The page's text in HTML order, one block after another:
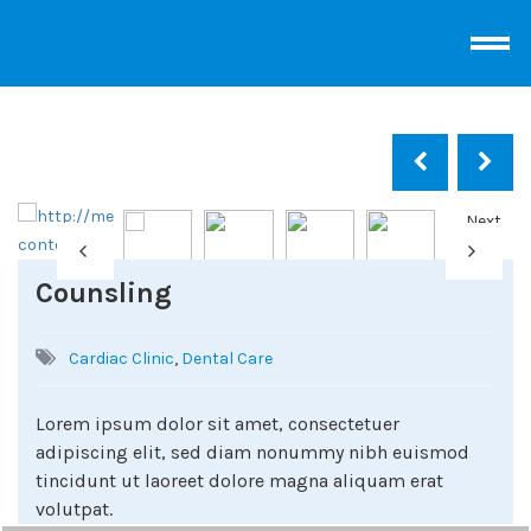
Next
Counsling
Cardiac Clinic, Dental Care
Lorem ipsum dolor sit amet, consectetuer
adipiscing elit, sed diam nonummy nibh euismod
tincidunt ut laoreet dolore magna aliquam erat
volutpat.